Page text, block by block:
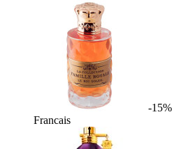
-15%
Francais